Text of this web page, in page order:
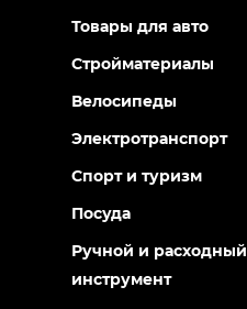
Товары для авто
Стройматериалы
Велосипеды
Электротранспорт
Спорт и туризм
Посуда
Ручной и расходный
инструмент